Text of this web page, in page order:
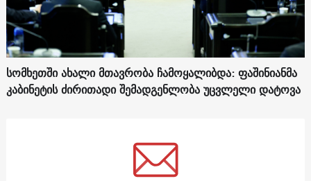
სომხეთში ახალი მთავრობა ჩამოყალიბდა: ფაშინიანმა
კაბინეტის ძირითადი შემადგენლობა უცვლელი დატოვა